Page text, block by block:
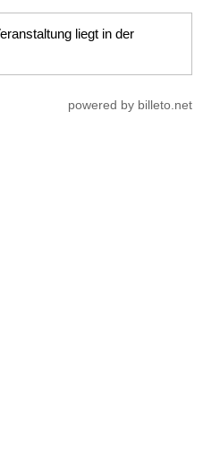
liegt in der
powered by billeto.net